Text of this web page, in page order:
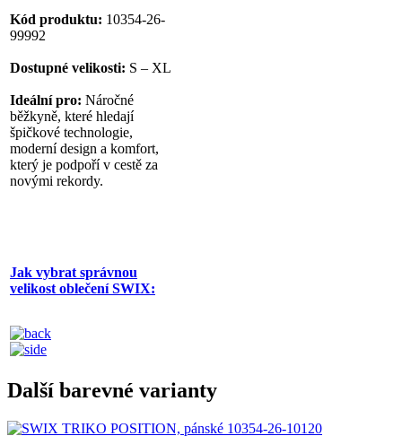
Kód produktu: 10354-26-
99992
Dostupné velikosti: S – XL
Ideální pro: Náročné
běžkyně, které hledají
špičkové technologie,
moderní design a komfort,
který je podpoří v cestě za
novými rekordy.
Jak vybrat správnou
velikost oblečení SWIX:
Další barevné varianty